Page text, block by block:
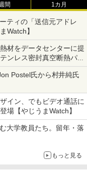
間 1カ月
ティの「送信元アドレ
Watch】
材をデータセンターに提
レス密封真空断熱パネ
Postel氏から村井純氏
イン、でもビデオ通話に
場【やじうまWatch】
大学教員たち。留年・落
もっと見る